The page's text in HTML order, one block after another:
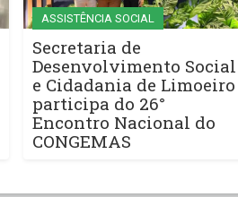
ASSISTÊNCIA SOCIAL
Secretaria de
Desenvolvimento Social
e Cidadania de Limoeiro
participa do 26°
Encontro Nacional do
CONGEMAS